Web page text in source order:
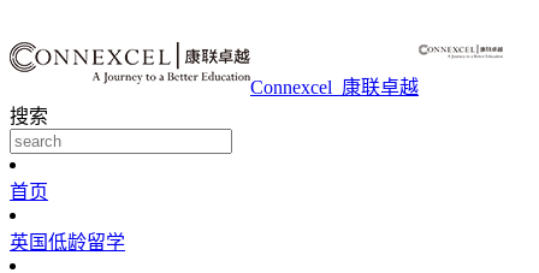
Connexcel_康联卓越
搜索
首页
英国低龄留学